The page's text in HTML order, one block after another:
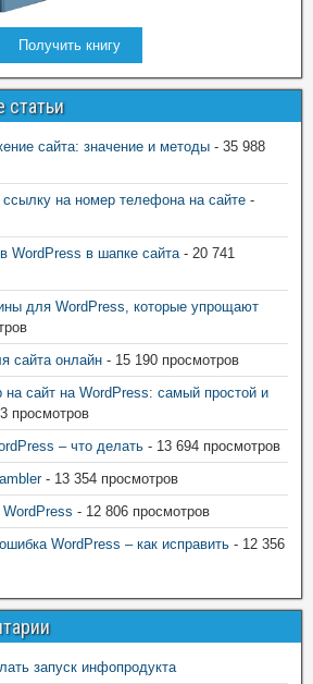
Получить книгу
статьи
сайта: значение и методы - 35 988
ссылку на номер телефона на сайте -
WordPress в шапке сайта - 20 741
для WordPress, которые упрощают
сайта онлайн - 15 190 просмотров
на сайт на WordPress: самый простой и
просмотров
– что делать - 13 694 просмотров
- 13 354 просмотров
- 12 806 просмотров
WordPress – как исправить - 12 356
запуск инфопродукта